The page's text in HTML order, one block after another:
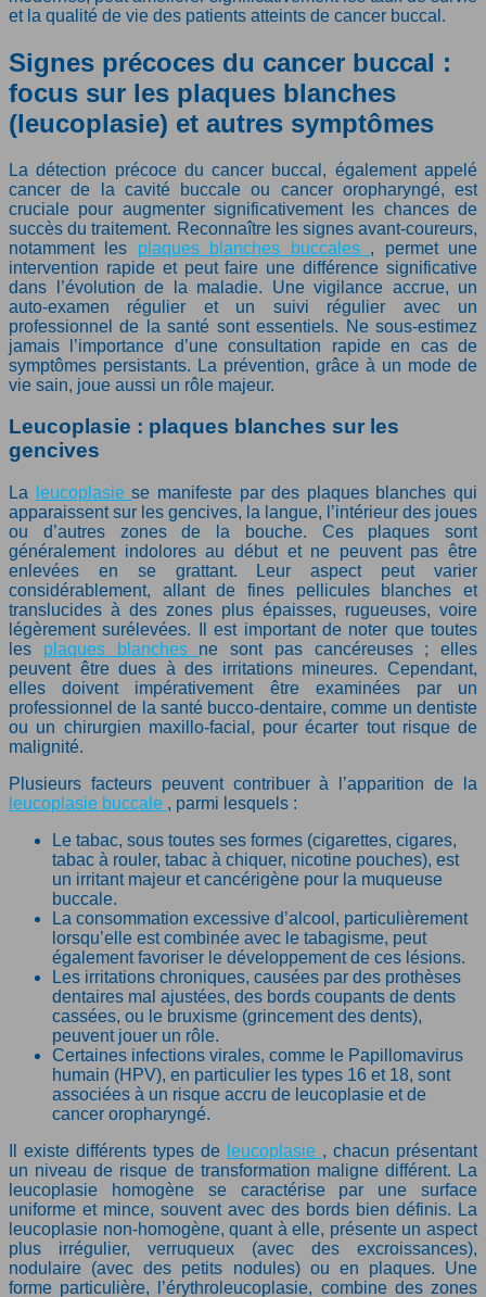
et la qualité de vie des patients atteints de cancer buccal.
Signes précoces du cancer buccal :
focus sur les plaques blanches
(leucoplasie) et autres symptômes
La détection précoce du cancer buccal, également appelé
cancer de la cavité buccale ou cancer oropharyngé, est
cruciale pour augmenter significativement les chances de
succès du traitement. Reconnaître les signes avant-coureurs,
notamment les plaques blanches buccales , permet une
intervention rapide et peut faire une différence significative
dans l’évolution de la maladie. Une vigilance accrue, un
auto-examen régulier et un suivi régulier avec un
professionnel de la santé sont essentiels. Ne sous-estimez
jamais l’importance d’une consultation rapide en cas de
symptômes persistants. La prévention, grâce à un mode de
vie sain, joue aussi un rôle majeur.
Leucoplasie : plaques blanches sur les
gencives
La leucoplasiese manifeste par des plaques blanches qui
apparaissent sur les gencives, la langue, l’intérieur des joues
ou d’autres zones de la bouche. Ces plaques sont
généralement indolores au début et ne peuvent pas être
enlevées en se grattant. Leur aspect peut varier
considérablement, allant de fines pellicules blanches et
translucides à des zones plus épaisses, rugueuses, voire
légèrement surélevées. Il est important de noter que toutes
les plaques blanches ne sont pas cancéreuses ; elles
peuvent être dues à des irritations mineures. Cependant,
elles doivent impérativement être examinées par un
professionnel de la santé bucco-dentaire, comme un dentiste
ou un chirurgien maxillo-facial, pour écarter tout risque de
malignité.
Plusieurs facteurs peuvent contribuer à l’apparition de la
leucoplasie buccale , parmi lesquels :
Le tabac, sous toutes ses formes (cigarettes, cigares,
tabac à rouler, tabac à chiquer, nicotine pouches), est
un irritant majeur et cancérigène pour la muqueuse
buccale.
La consommation excessive d’alcool, particulièrement
lorsqu’elle est combinée avec le tabagisme, peut
également favoriser le développement de ces lésions.
Les irritations chroniques, causées par des prothèses
dentaires mal ajustées, des bords coupants de dents
cassées, ou le bruxisme (grincement des dents),
peuvent jouer un rôle.
Certaines infections virales, comme le Papillomavirus
humain (HPV), en particulier les types 16 et 18, sont
associées à un risque accru de leucoplasie et de
cancer oropharyngé.
Il existe différents types de leucoplasie , chacun présentant
un niveau de risque de transformation maligne différent. La
leucoplasie homogène se caractérise par une surface
uniforme et mince, souvent avec des bords bien définis. La
leucoplasie non-homogène, quant à elle, présente un aspect
plus irrégulier, verruqueux (avec des excroissances),
nodulaire (avec des petits nodules) ou en plaques. Une
forme particulière, l’érythroleucoplasie, combine des zones